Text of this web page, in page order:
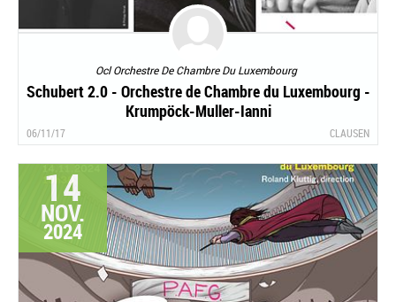
Ocl Orchestre De Chambre Du Luxembourg
Schubert 2.0 - Orchestre de Chambre du Luxembourg -
Krumpöck-Muller-Ianni
06/11/17 CLAUSEN
14
NOV.
2024